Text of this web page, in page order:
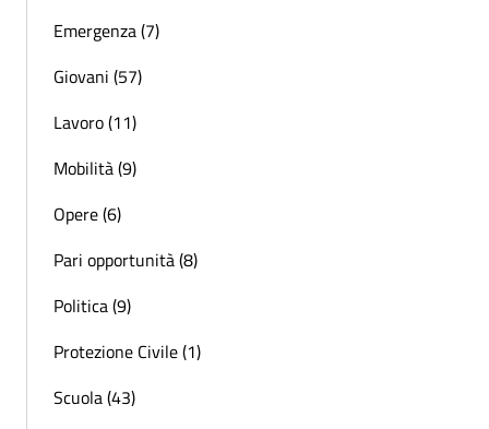
Emergenza (7)
Giovani (57)
Lavoro (11)
Mobilità (9)
Opere (6)
Pari opportunità (8)
Politica (9)
Protezione Civile (1)
Scuola (43)